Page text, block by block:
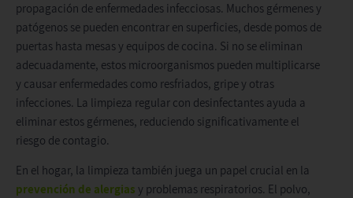
propagación de enfermedades infecciosas. Muchos gérmenes y
patógenos se pueden encontrar en superficies, desde pomos de
puertas hasta mesas y equipos de cocina. Si no se eliminan
adecuadamente, estos microorganismos pueden multiplicarse
y causar enfermedades como resfriados, gripe y otras
infecciones. La limpieza regular con desinfectantes ayuda a
eliminar estos gérmenes, reduciendo significativamente el
riesgo de contagio.
En el hogar, la limpieza también juega un papel crucial en la
prevención de alergias y problemas respiratorios. El polvo,